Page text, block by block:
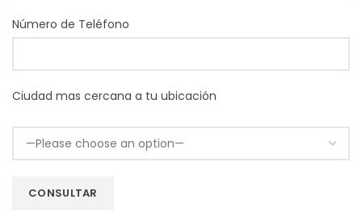
Número de Teléfono
Ciudad mas cercana a tu ubicación